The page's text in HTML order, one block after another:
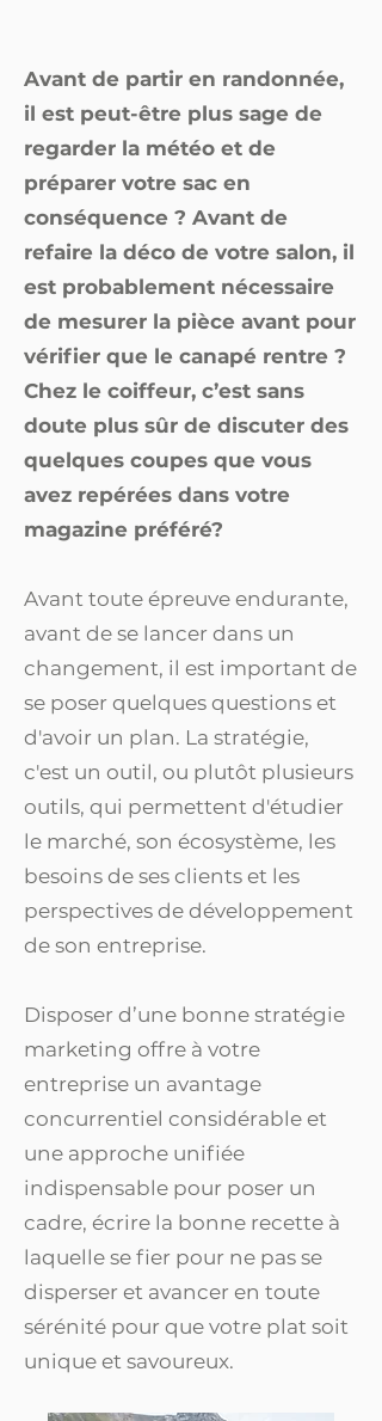
Avant de partir en randonnée,
il est peut-être plus sage de
regarder la météo et de
préparer votre sac en
conséquence ? Avant de
refaire la déco de votre salon, il
est probablement nécessaire
de mesurer la pièce avant pour
vérifier que le canapé rentre ?
Chez le coiffeur, c’est sans
doute plus sûr de discuter des
quelques coupes que vous
avez repérées dans votre
magazine préféré?
Avant toute épreuve endurante,
avant de se lancer dans un
changement, il est important de
se poser quelques questions et
d'avoir un plan. La stratégie,
c'est un outil, ou plutôt plusieurs
outils, qui permettent d'étudier
le marché, son écosystème, les
besoins de ses clients et les
perspectives de développement
de son entreprise.
Disposer d’une bonne stratégie
marketing offre à votre
entreprise un avantage
concurrentiel considérable et
une approche unifiée
indispensable pour poser un
cadre, écrire la bonne recette à
laquelle se fier pour ne pas se
disperser et avancer en toute
sérénité pour que votre plat soit
unique et savoureux.